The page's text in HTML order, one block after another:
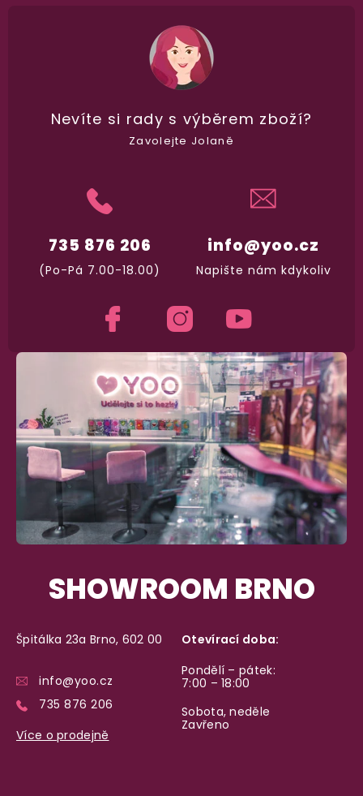
vypadá balíček.
Dodání do 2. dne
a okamžitě odesíláme.
Garance vrácení peněz
Máte na bezplatné vrácení zboží
info@yoo.cz
Napište nám kdykoliv
735 876 206
(Po-Pá 7.00-18.00)
Nevíte si rady s výběrem zboží?
Zavolejte Jolaně
SHOWROOM BRNO
Špitálka 23a Brno, 602 00
info@yoo.cz
735 876 206
Více o prodejně
Otevírací doba:
Pondělí – pátek:
7:00 – 18:00
Sobota, neděle
Zavřeno